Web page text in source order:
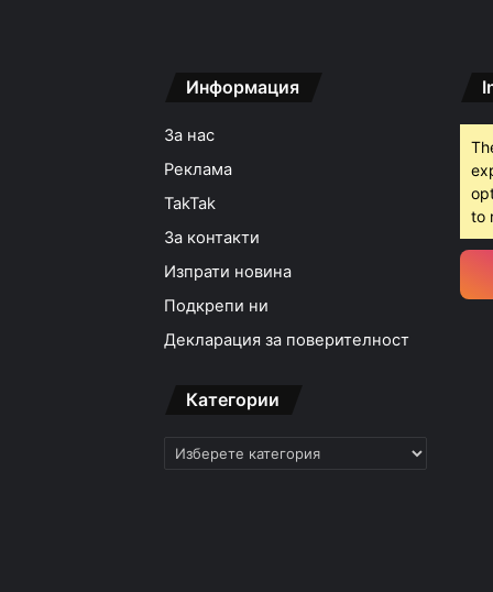
Информация
За нас
Реклама
TakTak
За контакти
Изпрати новина
Подкрепи ни
Декларация за поверителност
Категории
Категории
to